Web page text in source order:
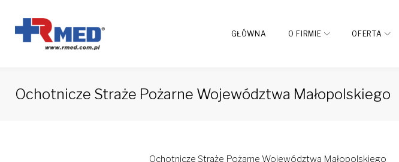
GŁÓWNA O FIRMIE OFERTA
Ochotnicze Straże Pożarne Województwa Małopolskiego
Ochotnicze Straże Pożarne Województwa Małopolskiego